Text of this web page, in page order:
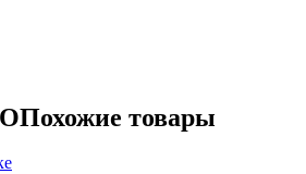
Похожие товары